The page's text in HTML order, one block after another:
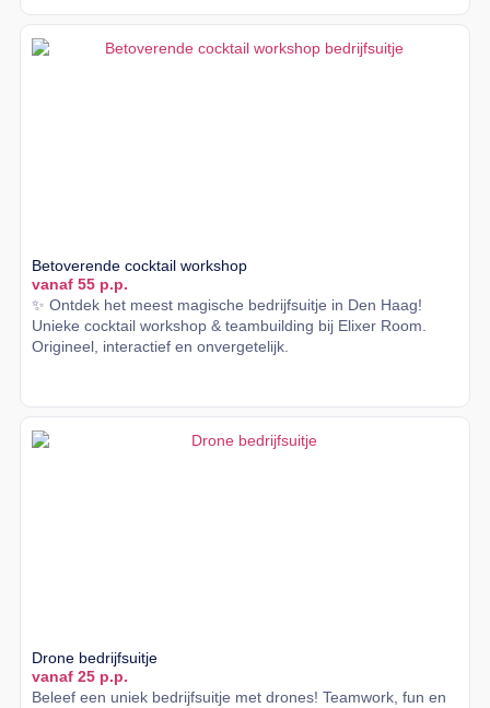
Betoverende cocktail workshop
vanaf 55 p.p.
✨ Ontdek het meest magische bedrijfsuitje in Den Haag!
Unieke cocktail workshop & teambuilding bij Elixer Room.
Origineel, interactief en onvergetelijk.
Drone bedrijfsuitje
vanaf 25 p.p.
Beleef een uniek bedrijfsuitje met drones! Teamwork, fun en